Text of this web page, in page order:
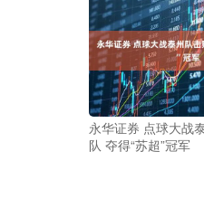
永华证券 点球大战
队 夺得“苏超”冠军